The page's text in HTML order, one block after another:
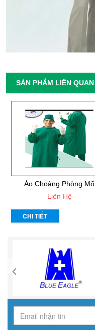
SẢN PHẨM LIÊN QUAN
Áo Choàng Phòng Mổ
Liên Hệ
CHI TIẾT